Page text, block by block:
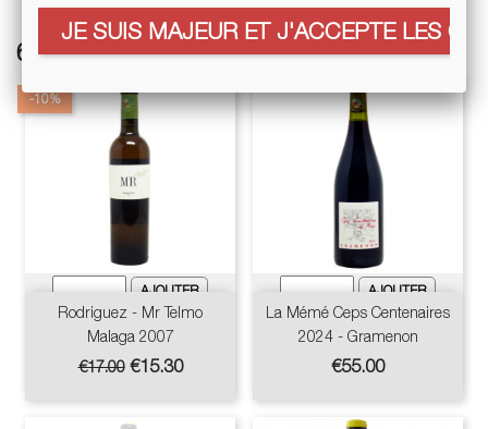
6 other products in the same category:
Rodriguez - Mr Telmo
Malaga 2007
Regular
€17.00
-10%
Price
€15.30
La Mémé Ceps Centenaires
2024 - Gramenon
Price
€55.00
JE SUIS MAJEUR ET J'ACCEPTE LES